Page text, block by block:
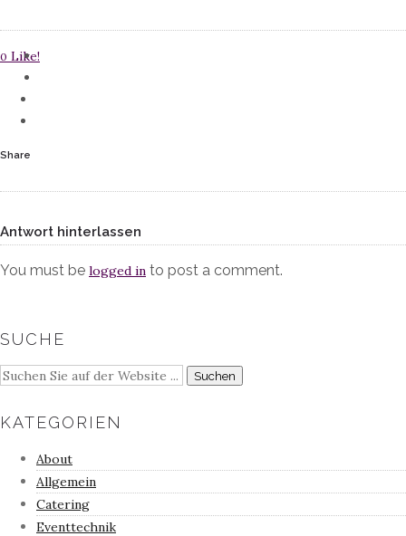
0 Like!
Share
Antwort hinterlassen
You must be logged in to post a comment.
SUCHE
KATEGORIEN
About
Allgemein
Catering
Eventtechnik